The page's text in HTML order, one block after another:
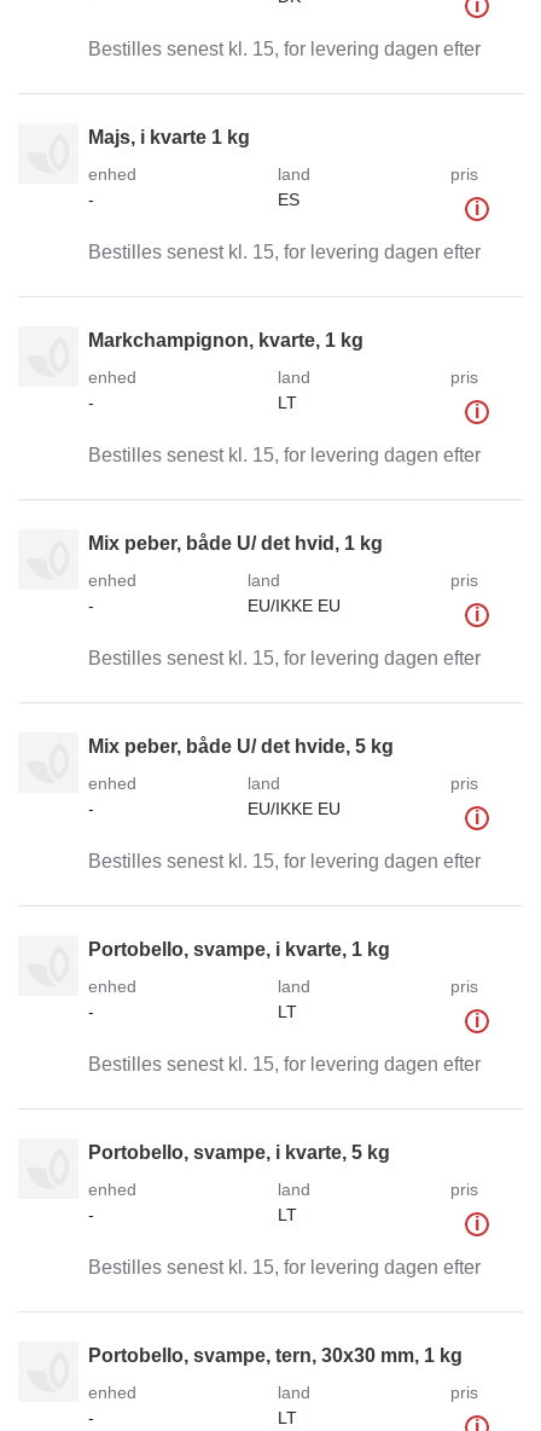
i
Bestilles senest kl. 15, for levering dagen efter
Majs, i kvarte 1 kg
enhed
-
land
ES
pris
i
Bestilles senest kl. 15, for levering dagen efter
Markchampignon, kvarte, 1 kg
enhed
-
land
LT
pris
i
Bestilles senest kl. 15, for levering dagen efter
Mix peber, både U/ det hvid, 1 kg
enhed
-
land
EU/IKKE EU
pris
i
Bestilles senest kl. 15, for levering dagen efter
Mix peber, både U/ det hvide, 5 kg
enhed
-
land
EU/IKKE EU
pris
i
Bestilles senest kl. 15, for levering dagen efter
Portobello, svampe, i kvarte, 1 kg
enhed
-
land
LT
pris
i
Bestilles senest kl. 15, for levering dagen efter
Portobello, svampe, i kvarte, 5 kg
enhed
-
land
LT
pris
i
Bestilles senest kl. 15, for levering dagen efter
Portobello, svampe, tern, 30x30 mm, 1 kg
enhed
-
land
LT
pris
i